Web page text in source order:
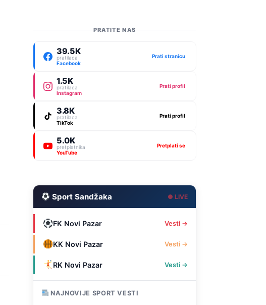
PRATITE NAS
39.5K
pratilaca
Facebook
Prati stranicu
1.5K
pratilaca
Instagram
Prati profil
3.8K
pratilaca
TikTok
Prati profil
5.0K
pretplatnika
YouTube
Pretplati se
Sport Sandžaka ● LIVE
FK Novi Pazar Vesti →
KK Novi Pazar Vesti →
RK Novi Pazar Vesti →
NAJNOVIJE SPORT VESTI